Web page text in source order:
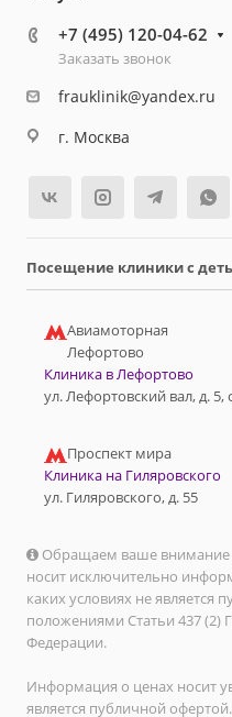
+7 (495) 120-04-62
Заказать звонок
frauklinik@yandex.ru
г. Москва
Посещение клиники с
Авиамоторная
Лефортово
Клиника в Лефортово
ул. Лефортовский вал, д. 5,
Проспект мира
Клиника на Гиляровского
ул. Гиляровского, д. 55
Обращаем ваше внимание
носит исключительно
каких условиях не является
положениями Статьи 437 (2)
Федерации.
Информация о ценах носит
является публичной